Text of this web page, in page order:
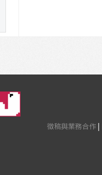
徵稿與業務合作|